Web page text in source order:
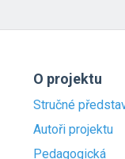
O projektu
Stručné
Autoři projektu
Pedagogická